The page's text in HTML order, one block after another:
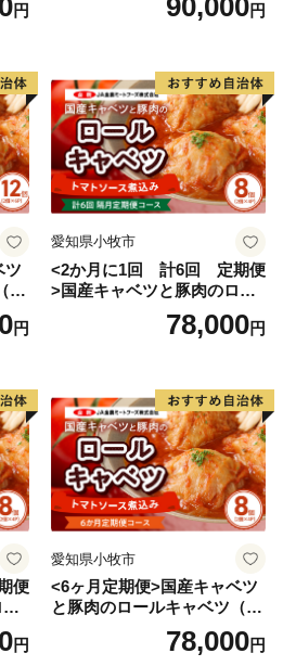
円 90,000円
ツ
6P
円
愛知県小牧市
<2か月に1回 計6回 定期便
>国産キャベツと豚肉のロー
ルキャベツ（4P入り）
78,000円
便
円
愛知県小牧市
<6ヶ月定期便>国産キャベツ
と豚肉のロールキャベツ（4P
78,000円